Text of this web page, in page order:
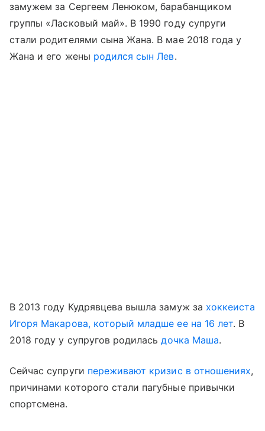
замужем за Сергеем Ленюком, барабанщиком
группы «Ласковый май». В 1990 году супруги
стали родителями сына Жана. В мае 2018 года у
Жана и его жены родился сын Лев.
В 2013 году Кудрявцева вышла замуж за хоккеиста
Игоря Макарова, который младше ее на 16 лет. В
2018 году у супругов родиласьдочка Маша.
Сейчас супруги переживают кризис в отношениях,
причинами которого стали пагубные привычки
спортсмена.